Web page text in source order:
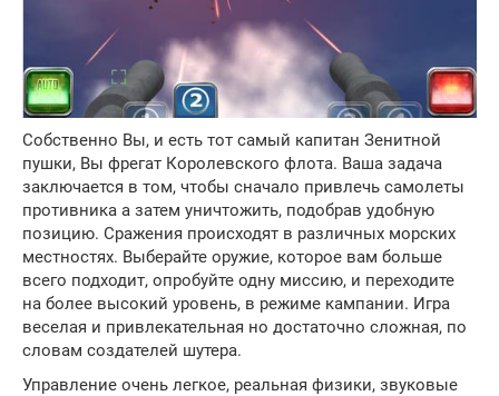
Собственно Вы, и есть тот самый капитан Зенитной
пушки, Вы фрегат Королевского флота. Ваша задача
заключается в том, чтобы сначало привлечь самолеты
противника а затем уничтожить, подобрав удобную
позицию. Сражения происходят в различных морских
местностях. Выберайте оружие, которое вам больше
всего подходит, опробуйте одну миссию, и переходите
на более высокий уровень, в режиме кампании. Игра
веселая и привлекательная но достаточно сложная, по
словам создателей шутера.
Управление очень легкое, реальная физики, звуковые